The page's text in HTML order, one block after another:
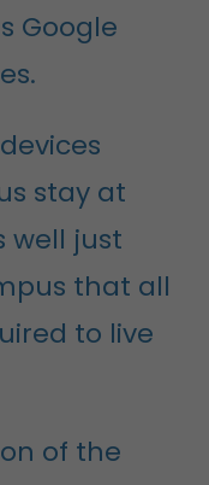
Google
stay at
well just
that all
to live
of the